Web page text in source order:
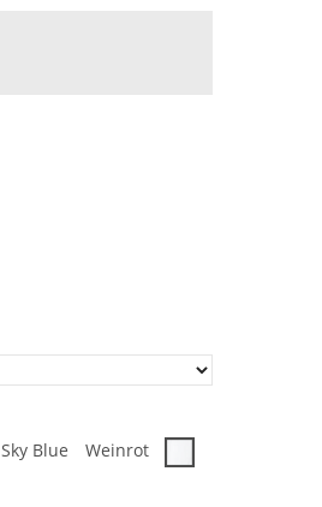
Sky Blue Weinrot